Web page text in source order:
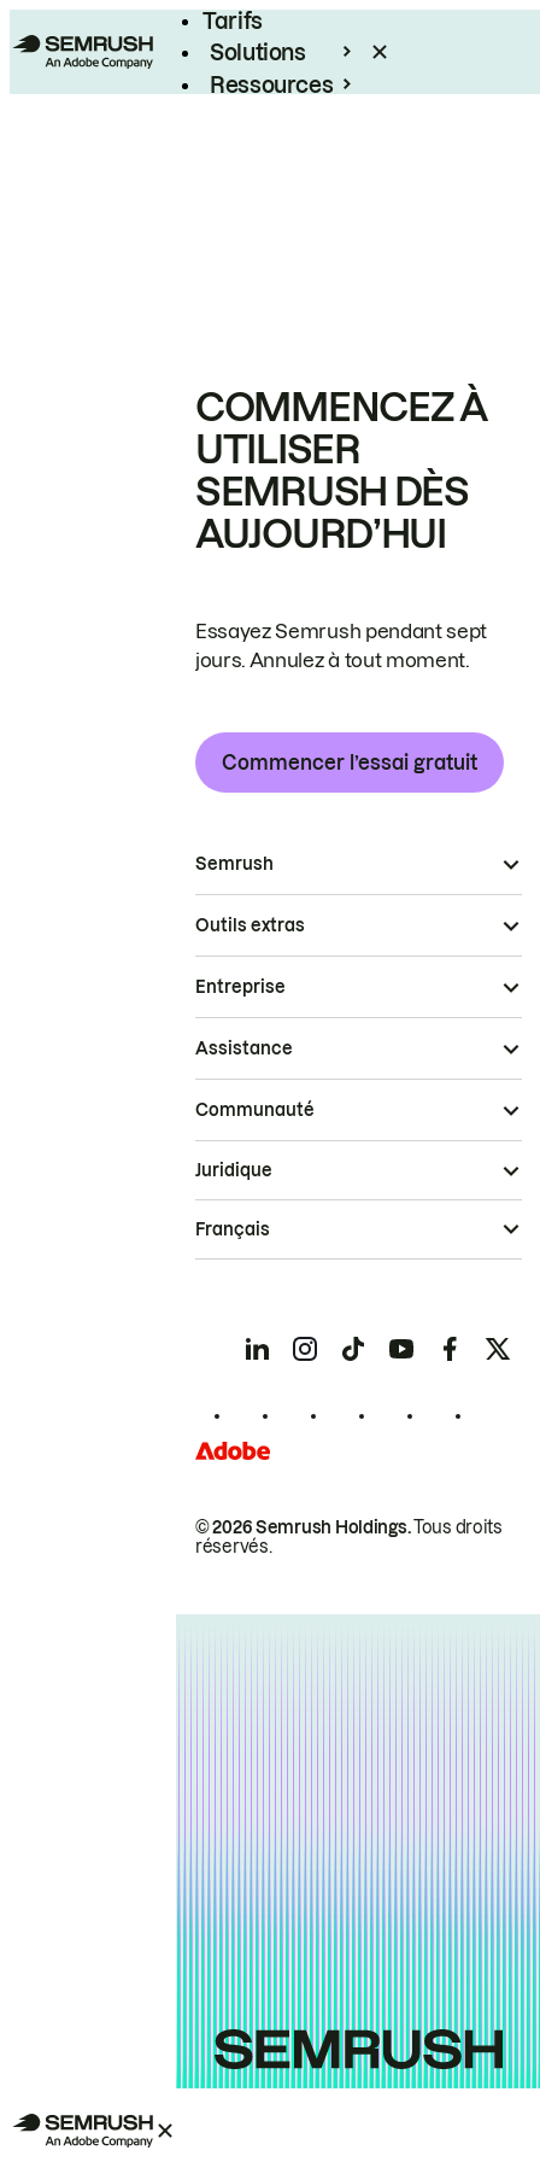
Tarifs
Solutions
Ressources
COMMENCEZ À
UTILISER
SEMRUSH DÈS
AUJOURD’HUI
Essayez Semrush pendant sept
jours. Annulez à tout moment.
Commencer l’essai gratuit
Semrush
Outils extras
Entreprise
Assistance
Communauté
© 2026 Semrush Holdings.Tous droits
réservés.
Juridique
Français